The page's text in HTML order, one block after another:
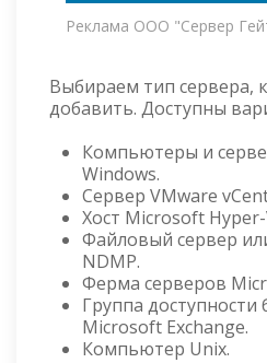
Реклама ООО "Сервер
Выбираем тип сервера,
добавить. Доступны
Компьютеры и
Windows.
Сервер VMware
Хост Microsoft
Файловый сервер
NDMP.
Ферма серверов
Группа
Microsoft Exchange.
Компьютер Unix.